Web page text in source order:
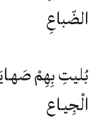
الضّباعِ
بُليتِ بِهِمْ
الْجِيـاعِ